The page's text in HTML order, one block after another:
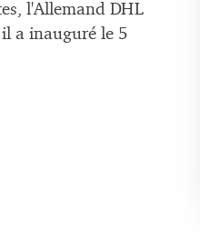
l'Allemand DHL
a inauguré le 5